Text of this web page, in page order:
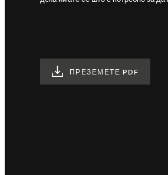
ПРЕЗЕМЕТЕ PDF